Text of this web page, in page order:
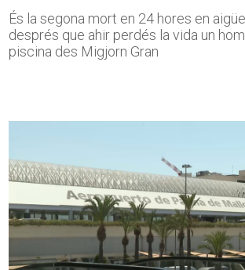
És la segona mort en 24 hores en
després que ahir perdés la vida un
piscina des Migjorn Gran